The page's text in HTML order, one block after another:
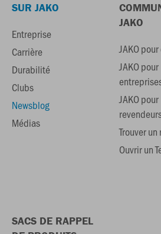
SUR JAKO
Entreprise
Carrière
Durabilité
Clubs
Newsblog
Médias
JAKO
JAKO
JAKO pour
JAKO pour
Trouver
Ouvrir un
SACS DE RAPPEL